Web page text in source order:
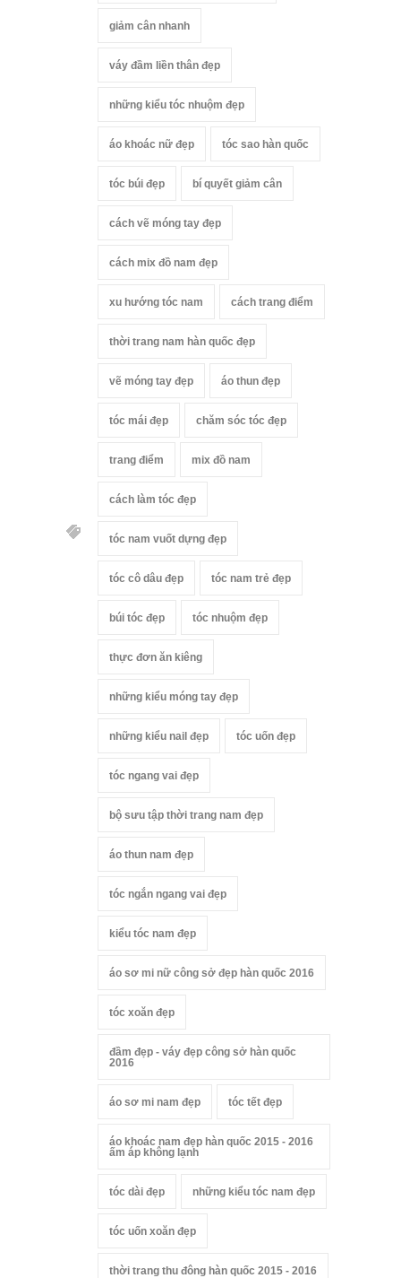
giảm cân nhanh
váy đầm liền thân đẹp
những kiểu tóc nhuộm đẹp
áo khoác nữ đẹp tóc sao hàn quốc
tóc búi đẹp bí quyết giảm cân
cách vẽ móng tay đẹp
cách mix đồ nam đẹp
xu hướng tóc nam cách trang điểm
thời trang nam hàn quốc đẹp
vẽ móng tay đẹp áo thun đẹp
tóc mái đẹp chăm sóc tóc đẹp
trang điểm mix đồ nam
cách làm tóc đẹp
tóc nam vuốt dựng đẹp
tóc cô dâu đẹp tóc nam trẻ đẹp
búi tóc đẹp tóc nhuộm đẹp
thực đơn ăn kiêng
những kiểu móng tay đẹp
những kiểu nail đẹp tóc uốn đẹp
tóc ngang vai đẹp
bộ sưu tập thời trang nam đẹp
áo thun nam đẹp
tóc ngắn ngang vai đẹp
kiểu tóc nam đẹp
áo sơ mi nữ công sở đẹp hàn quốc 2016
tóc xoăn đẹp
đầm đẹp - váy đẹp công sở hàn quốc
2016
áo sơ mi nam đẹp tóc tết đẹp
áo khoác nam đẹp hàn quốc 2015 - 2016
ấm áp không lạnh
tóc dài đẹp những kiểu tóc nam đẹp
tóc uốn xoăn đẹp
thời trang thu đông hàn quốc 2015 - 2016